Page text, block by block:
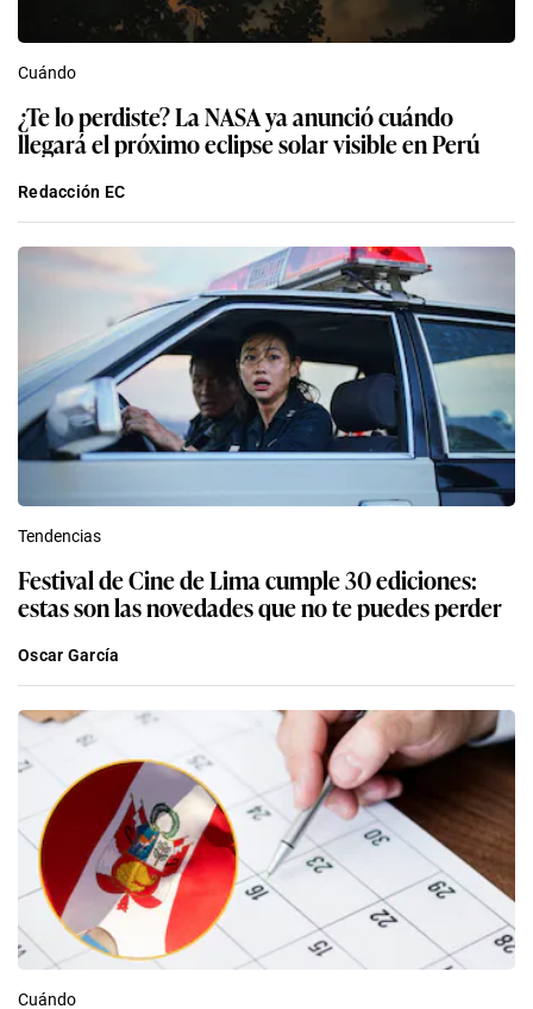
Cuándo
¿Te lo perdiste? La NASA ya anunció cuándo
llegará el próximo eclipse solar visible en Perú
Redacción EC
Tendencias
Festival de Cine de Lima cumple 30 ediciones:
estas son las novedades que no te puedes perder
Oscar García
Cuándo